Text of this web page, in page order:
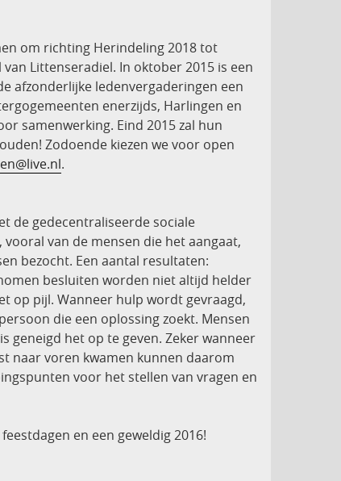
om richting Herindeling 2018 tot
Littenseradiel. In oktober 2015 is een
afzonderlijke ledenvergaderingen een
enerzijds, Harlingen en
samenwerking. Eind 2015 zal hun
Zodoende kiezen we voor open
.
de gedecentraliseerde sociale
van de mensen die het aangaat,
bezocht. Een aantal resultaten:
besluiten worden niet altijd helder
op pijl. Wanneer hulp wordt gevraagd,
die een oplossing zoekt. Mensen
geneigd het op te geven. Zeker wanneer
naar voren kwamen kunnen daarom
voor het stellen van vragen en
en een geweldig 2016!